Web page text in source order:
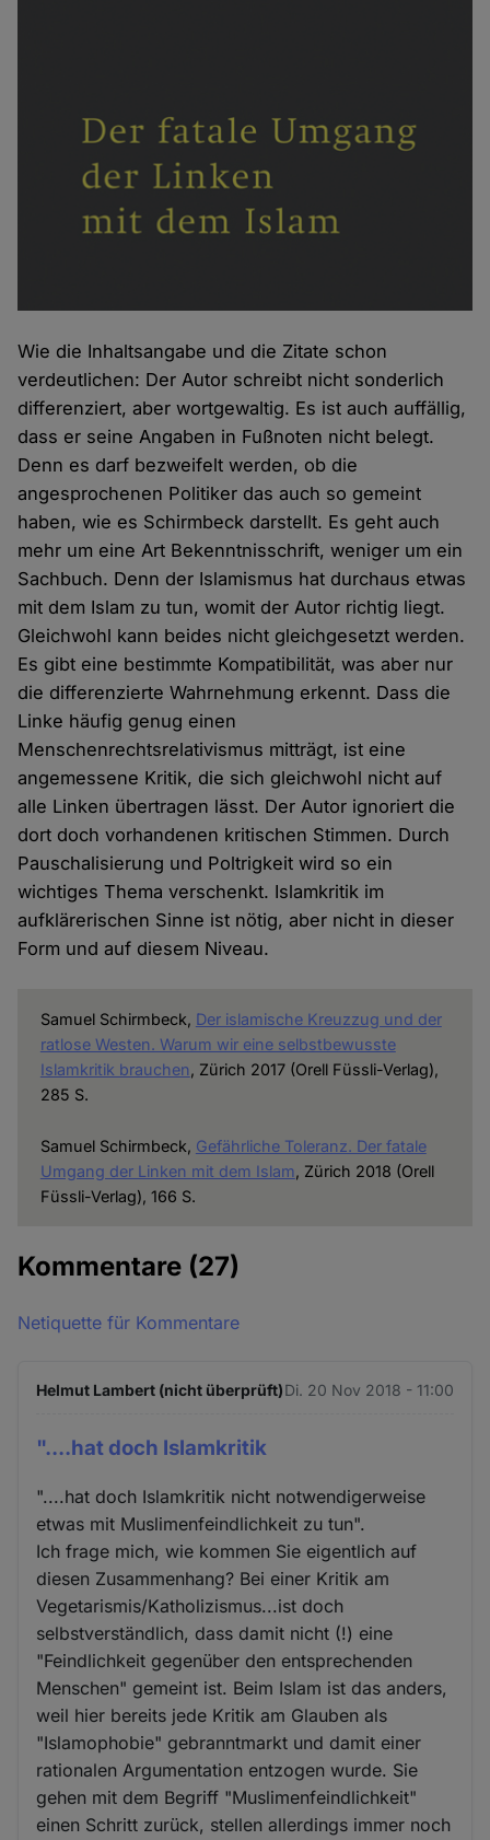
Wie die Inhaltsangabe und die Zitate schon
verdeutlichen: Der Autor schreibt nicht sonderlich
differenziert, aber wortgewaltig. Es ist auch auffällig,
dass er seine Angaben in Fußnoten nicht belegt.
Denn es darf bezweifelt werden, ob die
angesprochenen Politiker das auch so gemeint
haben, wie es Schirmbeck darstellt. Es geht auch
mehr um eine Art Bekenntnisschrift, weniger um ein
Sachbuch. Denn der Islamismus hat durchaus etwas
mit dem Islam zu tun, womit der Autor richtig liegt.
Gleichwohl kann beides nicht gleichgesetzt werden.
Es gibt eine bestimmte Kompatibilität, was aber nur
die differenzierte Wahrnehmung erkennt. Dass die
Linke häufig genug einen
Menschenrechtsrelativismus mitträgt, ist eine
angemessene Kritik, die sich gleichwohl nicht auf
alle Linken übertragen lässt. Der Autor ignoriert die
dort doch vorhandenen kritischen Stimmen. Durch
Pauschalisierung und Poltrigkeit wird so ein
wichtiges Thema verschenkt. Islamkritik im
aufklärerischen Sinne ist nötig, aber nicht in dieser
Form und auf diesem Niveau.
Samuel Schirmbeck, Der islamische Kreuzzug und der
ratlose Westen. Warum wir eine selbstbewusste
Islamkritik brauchen, Zürich 2017 (Orell Füssli-Verlag),
285 S.
Samuel Schirmbeck, Gefährliche Toleranz. Der fatale
Umgang der Linken mit dem Islam, Zürich 2018 (Orell
Füssli-Verlag), 166 S.
Kommentare (27)
Netiquette für Kommentare
Helmut Lambert (nicht überprüft)Di. 20 Nov 2018 - 11:00
"....hat doch Islamkritik
"....hat doch Islamkritik nicht notwendigerweise
etwas mit Muslimenfeindlichkeit zu tun".
Ich frage mich, wie kommen Sie eigentlich auf
diesen Zusammenhang? Bei einer Kritik am
Vegetarismis/Katholizismus...ist doch
selbstverständlich, dass damit nicht (!) eine
"Feindlichkeit gegenüber den entsprechenden
Menschen" gemeint ist. Beim Islam ist das anders,
weil hier bereits jede Kritik am Glauben als
"Islamophobie" gebranntmarkt und damit einer
rationalen Argumentation entzogen wurde. Sie
gehen mit dem Begriff "Muslimenfeindlichkeit"
einen Schritt zurück, stellen allerdings immer noch